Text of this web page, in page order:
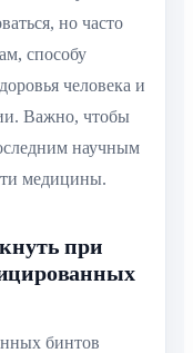
но часто
способу
человека и
Важно, чтобы
научным
медицины.
при
бинтов